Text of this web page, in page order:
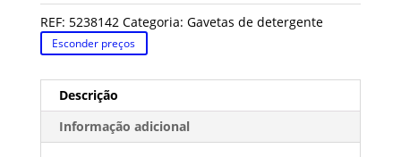
REF: 5238142 Categoria: Gavetas de detergente
Esconder preços
Descrição
Informação adicional